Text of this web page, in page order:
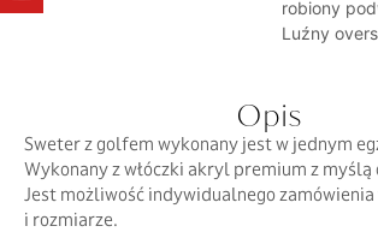
robiony
Luźny
Opis
Sweter z golfem wykonany jest w jednym
Wykonany z włóczki akryl premium z myślą
Jest możliwość indywidualnego
i rozmiarze.